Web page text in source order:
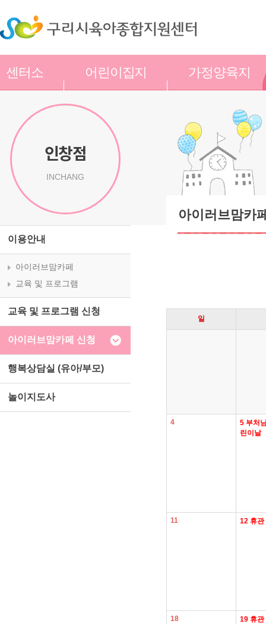
센터소
어린이집지
가정양육지
인창점
INCHANG
이용안내
아이러브맘카페
교육 및 프로그램
교육 및 프로그램 신청
아이러브맘카페 신청
행복상담실 (유아/부모)
놀이지도사
아이러브맘카
일
4 5 부처
린이날
11 12 휴관
18 19 휴관